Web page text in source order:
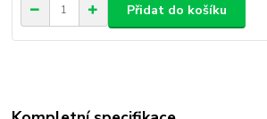
Přidat do košíku